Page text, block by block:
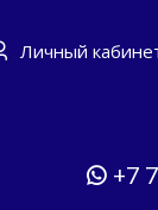
Личный
+7